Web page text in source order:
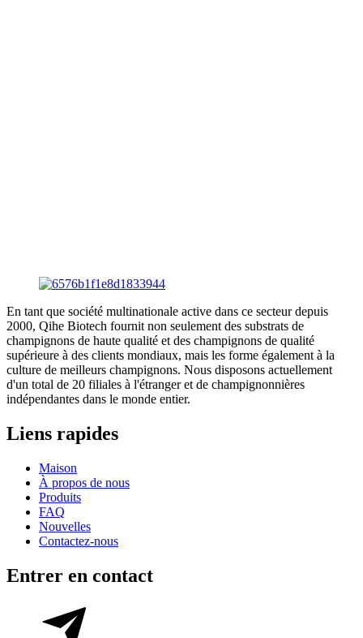
En tant que société multinationale active dans ce secteur depuis
2000, Qihe Biotech fournit non seulement des substrats de
champignons de haute qualité et des champignons de qualité
supérieure à des clients mondiaux, mais les forme également à la
culture de meilleurs champignons. Nous disposons actuellement
d'un total de 20 filiales à l'étranger et de champignonnières
indépendantes dans le monde entier.
Liens rapides
Maison
À propos de nous
Produits
FAQ
Nouvelles
Contactez-nous
Entrer en contact